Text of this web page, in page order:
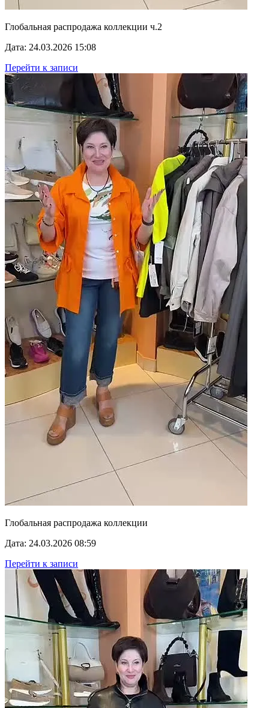
Глобальная распродажа коллекции ч.2
Дата: 24.03.2026 15:08
Перейти к записи
Глобальная распродажа коллекции
Дата: 24.03.2026 08:59
Перейти к записи